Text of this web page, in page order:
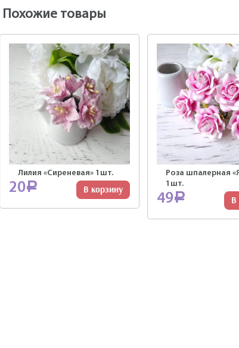
Похожие товары
Лилия «Сиреневая» 1шт.
20Р В корзину
Роза шпалерная
1шт.
49Р В